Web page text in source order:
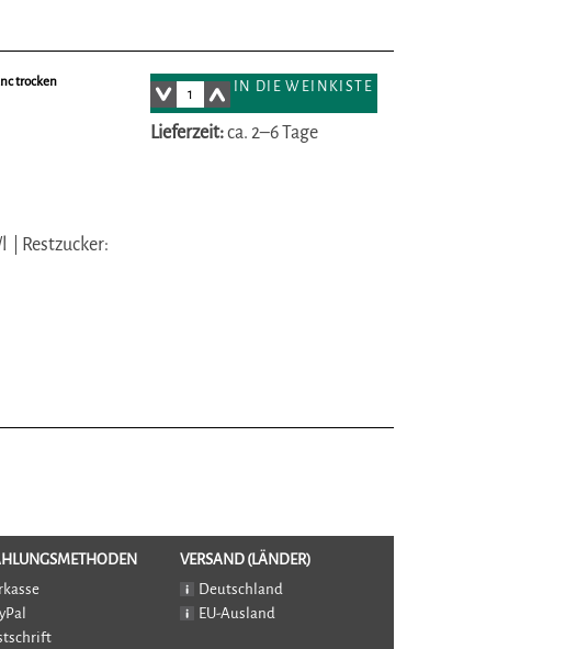
trocken
Restzucker:
IN DIE WEINKISTE
Lieferzeit:ca. 2–6 Tage
VERSAND (LÄNDER)
Deutschland
EU-Ausland